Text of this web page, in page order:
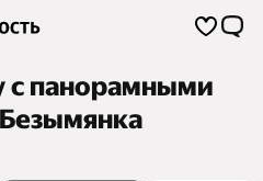
с панорамными